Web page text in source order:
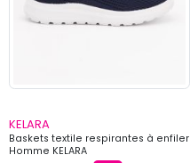
KELARA
Baskets textile respirantes à enfiler
Homme KELARA